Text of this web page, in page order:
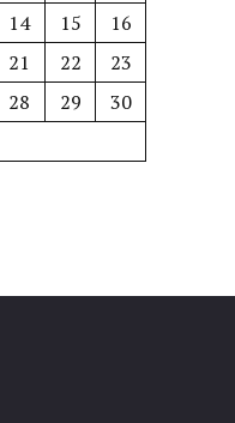
14 15
16
21 22
23
28 29
30